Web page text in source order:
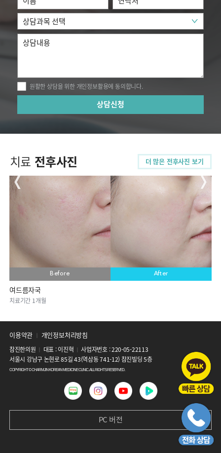
원활한 상담을 위한 개인정보활용에 동의합니다.
치료 전후사진 더 많은 전후사진 보기
Before After
여드름자국
치료기간 1개월
Before After
아이스픽흉터, 박스형흉터, 복합형흉터,..
치료기간 1개월
Before After
여드름붉은자국, 볼여드름
치료기간 1개월
Before After
여드름자국
치료기간 1개월
Before After
복합성흉터, 모공
치료기간 1개월
Before After
화농성여드름,복합성흉터
치료기간 2개월
Before After
여드름자국
치료기간 1개월
Before After
아이스픽흉터, 박스형흉터, 복합형흉터,..
치료기간 1개월
이용약관 개인정보처리방침
참진한의원 대표 : 이진혁
사업자번호 : 220-05-22113
서울시 강남구 논현로 85길 43(역삼동 741-12) 참진빌딩 5층
COPYRIGHT © CHARMJIN KOREAN MEDICINE CLINIC. ALL RIGHTS RESERVED.
PC 버전